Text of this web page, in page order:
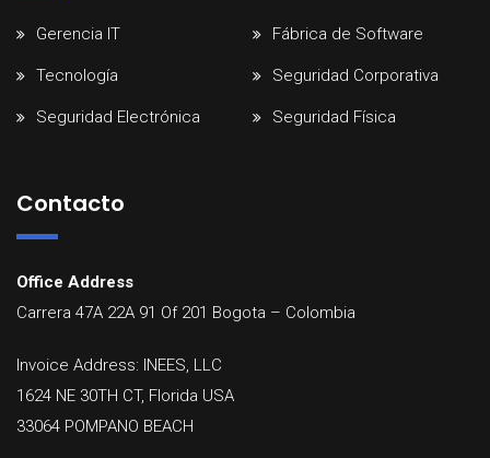
Gerencia IT Fábrica de Software
Tecnología Seguridad Corporativa
Seguridad Electrónica Seguridad Física
Contacto
Office Address
Carrera 47A 22A 91 Of 201 Bogota – Colombia
Invoice Address: INEES, LLC
1624 NE 30TH CT, Florida USA
33064 POMPANO BEACH